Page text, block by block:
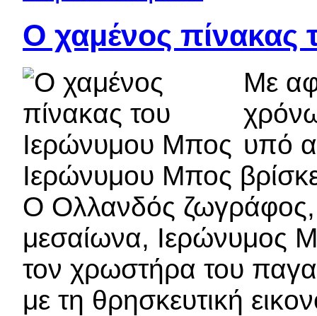
Ο χαμένος πίνακας
Με
υπό
Ιερώνυμου Μπος
Ο Ολλανδός ζωγράφος,
μεσαίωνα, Ιερώνυμος
τον χρωστήρα του
με τη θρησκευτική